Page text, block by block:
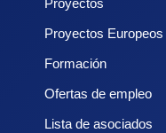
Proyectos
Proyectos Europeos
Formación
Ofertas de empleo
Lista de asociados